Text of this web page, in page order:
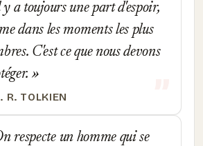
a toujours une part d'espoir,
dans les moments les plus
C'est ce que nous devons
R. TOLKIEN
respecte un homme qui se